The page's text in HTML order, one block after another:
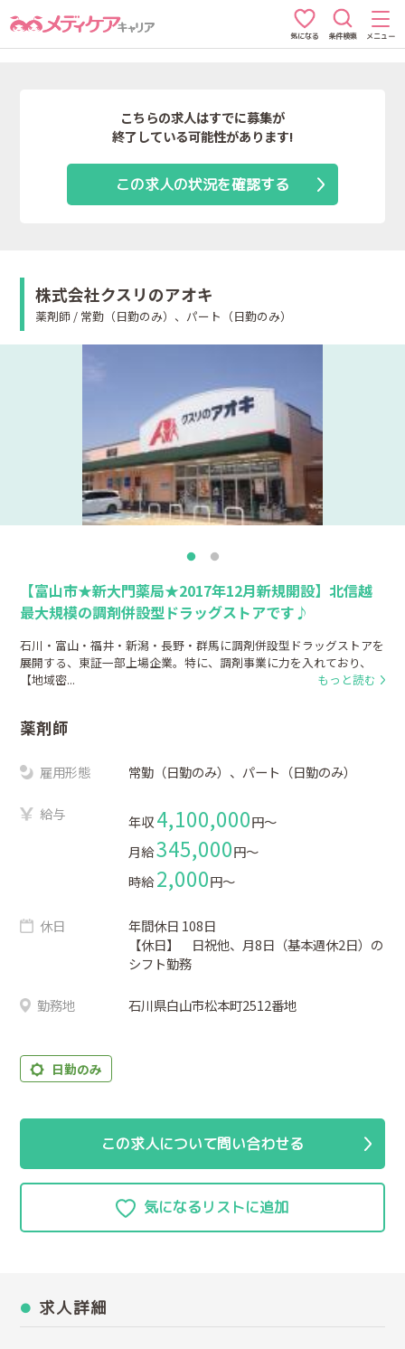
気になる 条件検索 メニュー
こちらの求人はすでに募集が
終了している可能性があります!
この求人の状況を確認する
株式会社クスリのアオキ
薬剤師 / 常勤（日勤のみ）、パート（日勤のみ）
【富山市★新大門薬局★2017年12月新規開設】北信越
最大規模の調剤併設型ドラッグストアです♪
石川・富山・福井・新潟・長野・群馬に調剤併設型ドラッグストアを
展開する、東証一部上場企業。特に、調剤事業に力を入れており、
【地域密...
もっと読む
薬剤師
雇用形態 常勤（日勤のみ）、パート（日勤のみ）
給与 年収4,100,000円〜
月給345,000円〜
時給2,000円〜
休日
年間休日 108日
【休日】 日祝他、月8日（基本週休2日）の
シフト勤務
勤務地 石川県白山市松本町2512番地
日勤のみ
この求人について問い合わせる
求人詳細